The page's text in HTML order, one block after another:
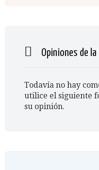
Opiniones de la
Todavía no hay
utilice el siguiente
su opinión.